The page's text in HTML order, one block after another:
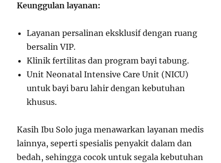
Keunggulan layanan:
Layanan persalinan eksklusif dengan ruang
bersalin VIP.
Klinik fertilitas dan program bayi tabung.
Unit Neonatal Intensive Care Unit (NICU)
untuk bayi baru lahir dengan kebutuhan
khusus.
Kasih Ibu Solo juga menawarkan layanan medis
lainnya, seperti spesialis penyakit dalam dan
bedah, sehingga cocok untuk segala kebutuhan